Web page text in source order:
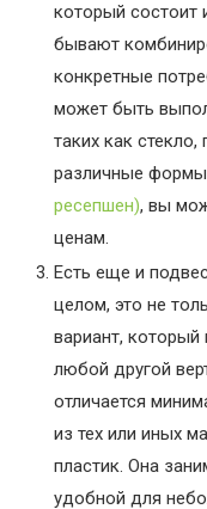
который состоит
бывают
конкретные
может быть
таких как стекло,
различные
ресепшен), вы
ценам.
Есть еще и
целом, это не
вариант, который
любой другой
отличается
из тех или иных
пластик. Она
удобной для